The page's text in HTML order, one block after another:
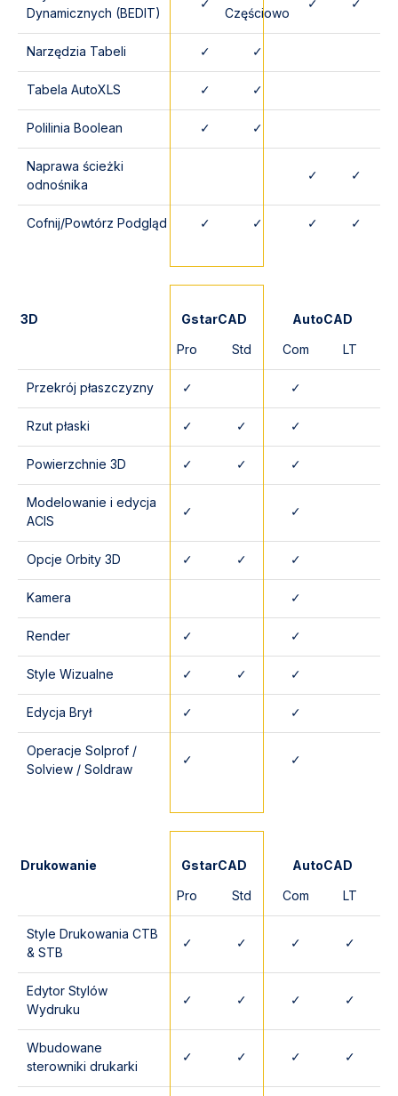
Dynamicznych (BEDIT)
✓
Częściowo
✓ ✓
Narzędzia Tabeli ✓ ✓
Tabela AutoXLS ✓ ✓
Polilinia Boolean ✓ ✓
Naprawa ścieżki
odnośnika
✓ ✓
Cofnij/Powtórz Podgląd ✓ ✓ ✓ ✓
3D GstarCAD
AutoCAD
Pro
Std Com LT
Przekrój płaszczyzny ✓ ✓
Rzut płaski ✓ ✓ ✓
Powierzchnie 3D ✓ ✓ ✓
Modelowanie i edycja
ACIS
✓ ✓
Opcje Orbity 3D ✓ ✓ ✓
Kamera ✓
Render ✓ ✓
Style Wizualne ✓ ✓ ✓
Edycja Brył ✓ ✓
Operacje Solprof /
Solview / Soldraw
✓ ✓
Drukowanie GstarCAD
AutoCAD
Pro
Std Com LT
Style Drukowania CTB
& STB
✓ ✓ ✓ ✓
Edytor Stylów
Wydruku
✓ ✓ ✓ ✓
Wbudowane
sterowniki drukarki
✓ ✓ ✓ ✓